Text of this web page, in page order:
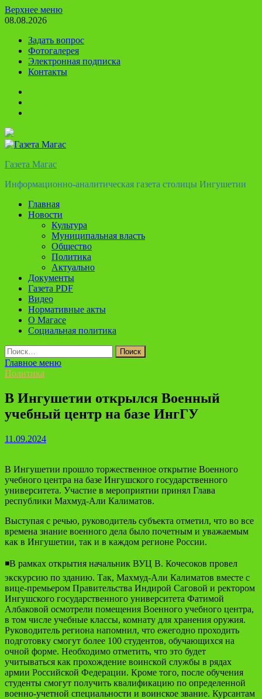
Перейти
к
Верхнее меню
08.08.2026
Задать вопрос
Фотогалерея
Электронная подписка
Контакты
Газета Магас
Информационно-аналитическая газета столицы Ингушетии
Главная
Новости
Культура
Муниципальная власть
Общество
Политика
Актуально
Документы
Газета PDF
Видео
Нормативные акты
О Магасе
Социальная политика
Найти:
Главное меню
Политика
В Ингушетии открылся Военный
учебный центр на базе ИнгГУ
11.09.2024
В Ингушетии прошло торжественное открытие Военного
учебного центра на базе Ингушского государственного
университета. Участие в мероприятии принял Глава
республики Махмуд-Али Калиматов.
Выступая с речью, руководитель субъекта отметил, что во все
времена знание военного дела было почетным и уважаемым
как в Ингушетии, так и в каждом регионе России.
◾️В рамках открытия начальник ВУЦ В. Кочесоков провел
экскурсию по зданию. Так, Махмуд-Али Калиматов вместе с
вице-премьером Правительства Индирой Саговой и ректором
Ингушского государственного университета Фатимой
Албаковой осмотрели помещения Военного учебного центра,
в том числе учебные классы, комнату для хранения оружия.
Руководитель региона напомнил, что ежегодно проходить
подготовку смогут более 100 студентов, обучающихся на
очной форме. Необходимо отметить, что это будет
учитываться как прохождение воинской службы в рядах
армии Российской Федерации. Кроме того, после обучения
студенты смогут получить квалификацию по определенной
военно-учетной специальности и воинское звание. Курсантам